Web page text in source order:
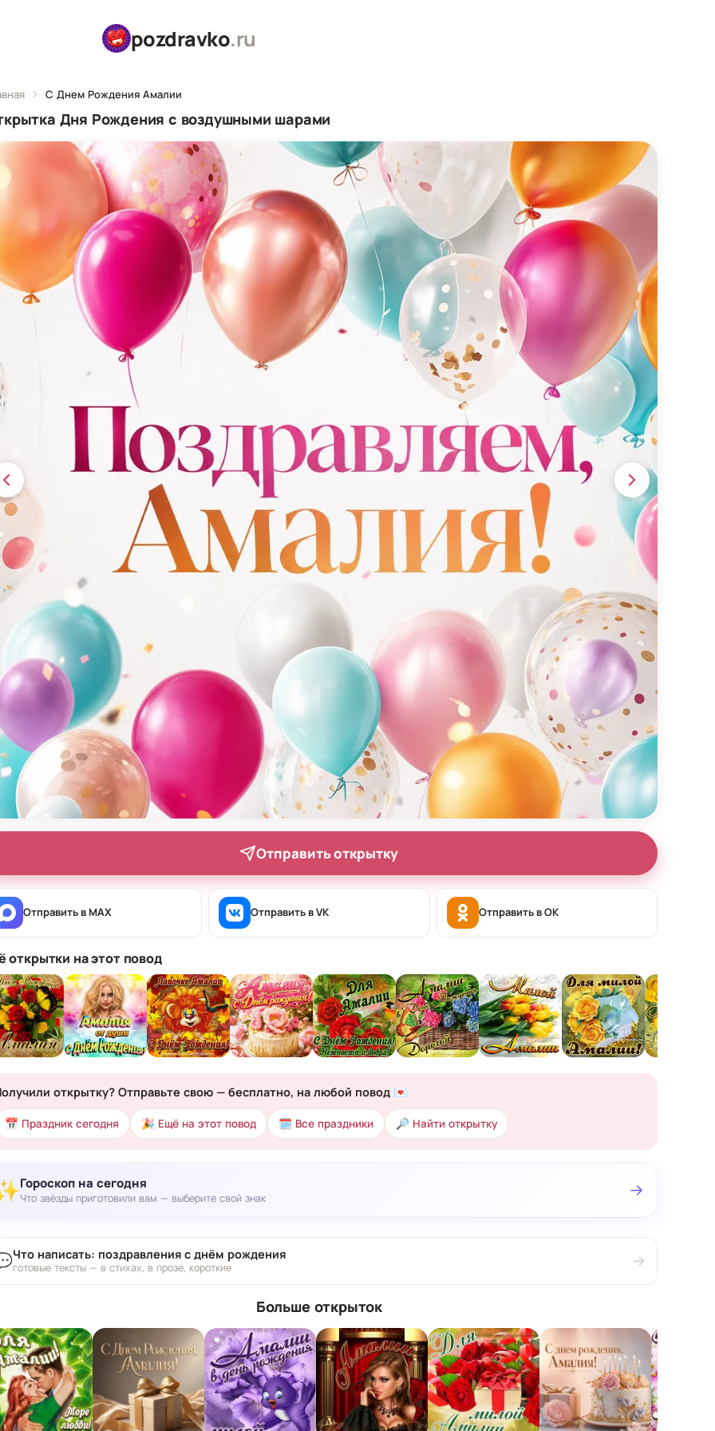
pozdravko.ru
С Днем Рождения Амалии
Дня Рождения с воздушными шарами
Отправить открытку
Отправить в MAX Отправить в VK Отправить в OK
открытки на этот повод
открытку? Отправьте свою — бесплатно, на любой повод 💌
📅 Праздник сегодня 🎉 Ещё на этот повод 🗓 Все праздники 🔎 Найти открытку
Гороскоп на сегодня
Что звёзды приготовили вам — выберите свой знак →
Что написать: поздравления с днём рождения
готовые тексты — в стихах, в прозе, короткие →
Больше открыток